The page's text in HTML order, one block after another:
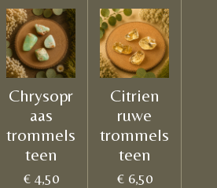
Chrysopr
aas
trommels
teen
€ 4,50
Citrien
ruwe
trommels
teen
€ 6,50